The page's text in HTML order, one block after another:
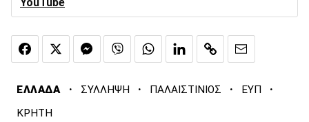
ΕΛΛΑΔΑ · ΣΥΛΛΗΨΗ · ΠΑΛΑΙΣΤΙΝΙΟΣ · ΕΥΠ ·
ΚΡΗΤΗ